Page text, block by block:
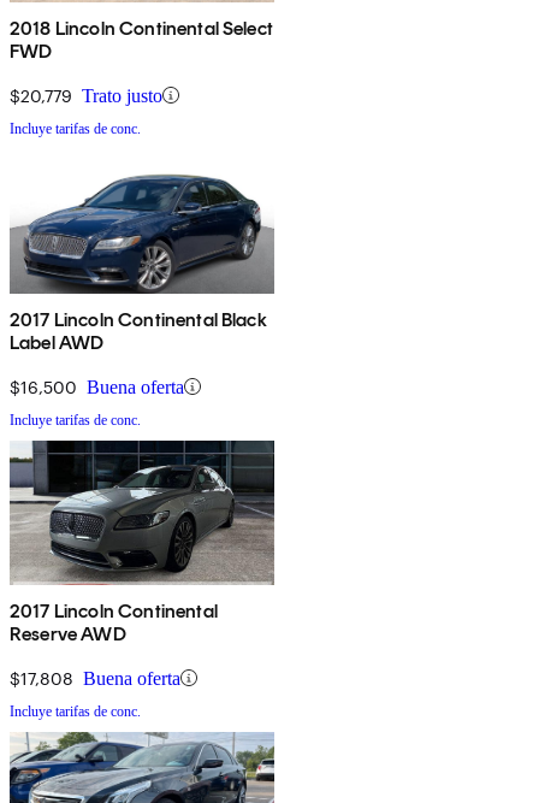
2018 Lincoln Continental Select
FWD
$20,779 Trato justo
Incluye tarifas de conc.
2017 Lincoln Continental Black
Label AWD
$16,500 Buena oferta
Incluye tarifas de conc.
2017 Lincoln Continental
Reserve AWD
$17,808 Buena oferta
Incluye tarifas de conc.